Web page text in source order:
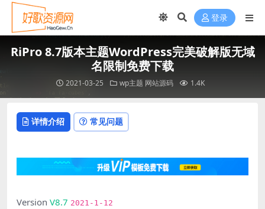
登录
RiPro 8.7版本主题WordPress完美破解版无域
名限制免费下载
2021-03-25 wp主题 网站源码 1.4K
详情介绍 常见问题
Version V8.7 2021-1-12